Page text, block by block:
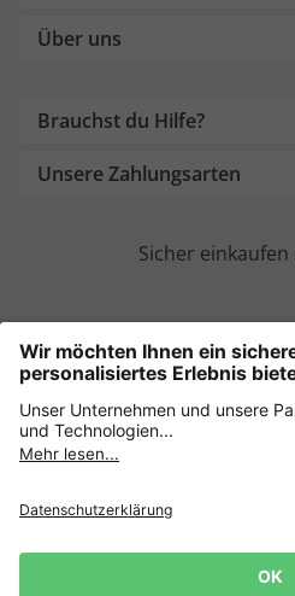
Über uns
Brauchst du Hilfe?
Unsere Zahlungsarten
Sicher
Weitere Onlineshops
AGB